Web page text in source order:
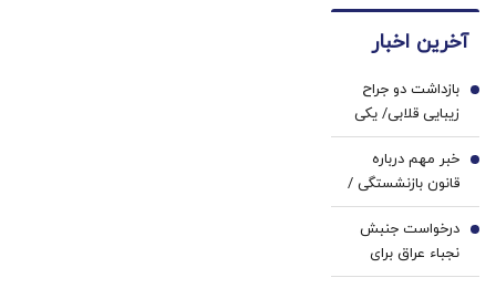
( ثبت
فروش)
پزشکی
سفید
کننده
خانگی
آخرین اخبار
بازداشت دو جراح
زیبایی قلابی/ یکی
از متهمان: عفونت
بیماران یا کج شدن
صورت آنها تقصیر
خودشان بود!
1
خبر مهم درباره
قانون بازنشستگی /
شرایط جدید
بازنشستگی زنان و
مردان اعلام شد
2
درخواست جنبش
نجباء عراق برای
حمله نظامی به
3